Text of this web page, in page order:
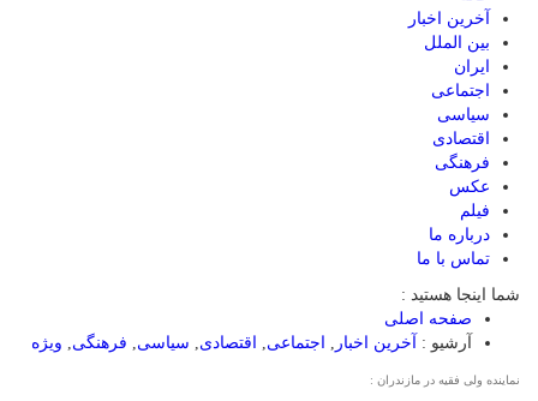
آخرین اخبار
بین الملل
ایران
اجتماعی
سیاسی
اقتصادی
فرهنگی
عکس
فیلم
درباره ما
تماس با ما
شما اینجا هستید :
صفحه اصلی
آرشیو :
آخرین اخبار اجتماعی اقتصادی سیاسی فرهنگی ویژه
نماینده ولی فقیه در مازندران :